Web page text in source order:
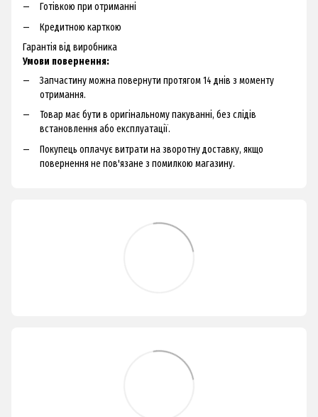
Готівкою при отриманні
Кредитною карткою
Гарантія від виробника
Умови повернення:
Запчастину можна повернути протягом 14 днів з моменту
отримання.
Товар має бути в оригінальному пакуванні, без слідів
встановлення або експлуатації.
Покупець оплачує витрати на зворотну доставку, якщо
повернення не пов'язане з помилкою магазину.